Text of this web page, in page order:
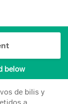
below
de bilis y
a